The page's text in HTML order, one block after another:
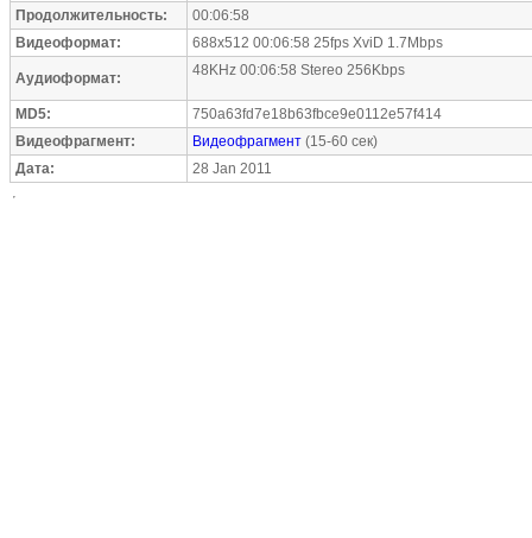
Продолжительность:
00:06:58
Видеоформат:
688x512 00:06:58 25fps XviD 1.7Mbps
Аудиоформат: 48KHz 00:06:58 Stereo 256Kbps
MD5:
750a63fd7e18b63fbce9e0112e57f414
Видеофрагмент:
Видеофрагмент (15-60 сек)
Дата:
28 Jan 2011